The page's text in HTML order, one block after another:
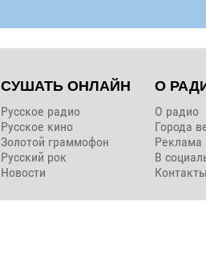
СУШАТЬ ОНЛАЙН
Русское радио
Русское кино
Золотой граммофон
Русский рок
Новости
О
О радио
Города
Реклама
В